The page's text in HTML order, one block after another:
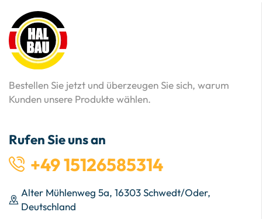
Bestellen Sie jetzt und überzeugen Sie sich, warum
Kunden unsere Produkte wählen.
Rufen Sie uns an
+49 15126585314
Alter Mühlenweg 5a, 16303 Schwedt/Oder,
Deutschland